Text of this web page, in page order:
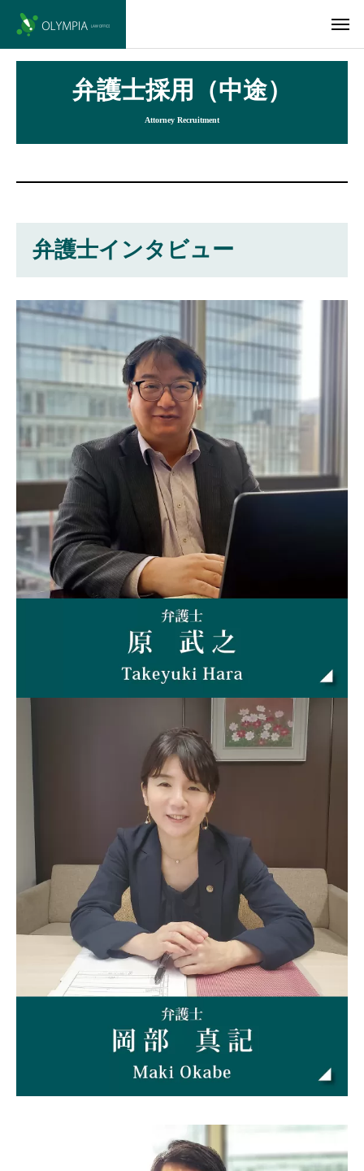
弁護士採用（中途）
Attorney Recruitment
弁護士インタビュー